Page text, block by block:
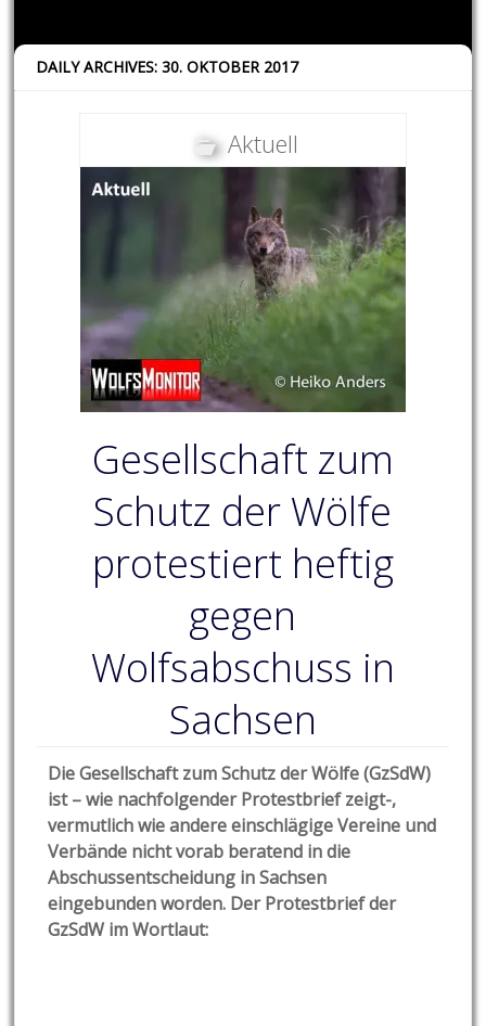
DAILY ARCHIVES: 30. OKTOBER 2017
Aktuell
Gesellschaft zum
Schutz der Wölfe
protestiert heftig
gegen
Wolfsabschuss in
Sachsen
Die Gesellschaft zum Schutz der Wölfe (GzSdW)
ist – wie nachfolgender Protestbrief zeigt-,
vermutlich wie andere einschlägige Vereine und
Verbände nicht vorab beratend in die
Abschussentscheidung in Sachsen
eingebunden worden. Der Protestbrief der
GzSdW im Wortlaut: